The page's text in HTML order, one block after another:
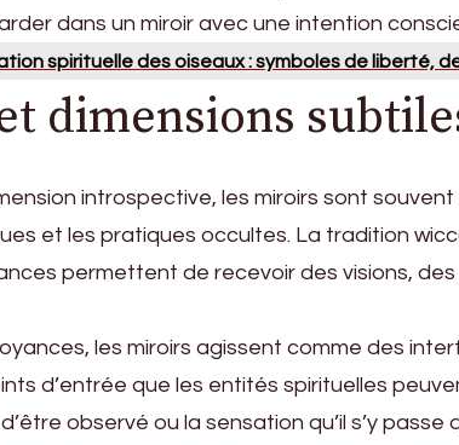
dans un miroir avec une intention
spirituelle des oiseaux : symboles de liberté,
dimensions
introspective, les miroirs sont
et les pratiques occultes. La tradition
permettent de recevoir des visions,
les miroirs agissent comme des
d’entrée que les entités spirituelles
d’être observé ou la sensation qu’il s’y